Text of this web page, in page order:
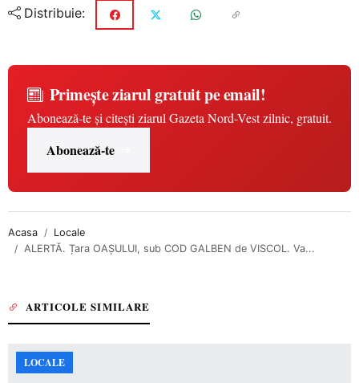
Distribuie:
Primește ziarul gratuit pe email!
Abonează-te și citești ziarul Gazeta Nord-Vest zilnic, gratuit.
Abonează-te
Acasa
Locale
ALERTĂ. Țara OAȘULUI, sub COD GALBEN de VISCOL. Va...
ARTICOLE SIMILARE
LOCALE